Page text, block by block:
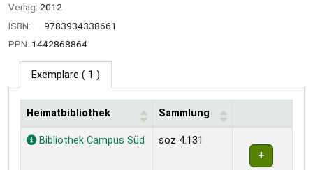
Verlag: 2012
ISBN:
9783934338661
PPN: 1442868864
Exemplare ( 1 )
Exemplare
Heimatbibliothek Sammlung
Bibliothek Campus Süd soz 4.131